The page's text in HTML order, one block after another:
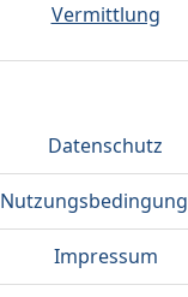
Vermittlung
Datenschutz
Impressum